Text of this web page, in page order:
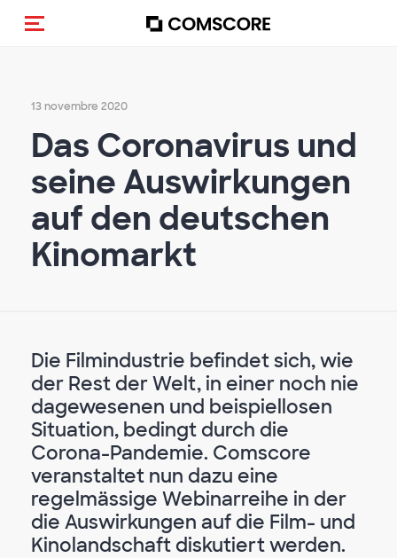
Cambia navigazione
13 novembre 2020
Das Coronavirus und
seine Auswirkungen
auf den deutschen
Kinomarkt
Die Filmindustrie befindet sich, wie
der Rest der Welt, in einer noch nie
dagewesenen und beispiellosen
Situation, bedingt durch die
Corona-Pandemie. Comscore
veranstaltet nun dazu eine
regelmässige Webinarreihe in der
die Auswirkungen auf die Film- und
Kinolandschaft diskutiert werden.